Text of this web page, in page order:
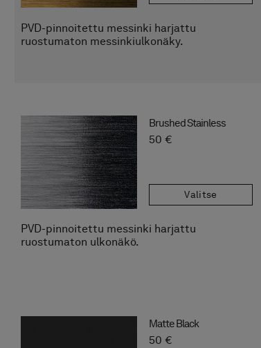
PVD-pinnoitettu messinki harjattu
ruostumaton messinkiulkonäky.
Brushed Stainless
50 €
Valitse
PVD-pinnoitettu messinki harjattu
ruostumaton ulkonäkö.
Matte Black
50 €